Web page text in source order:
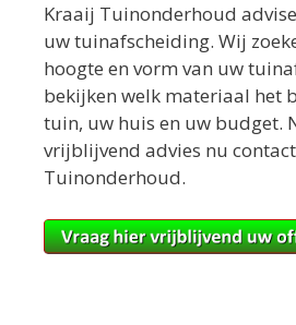
Kraaij Tuinonderhoud
uw tuinafscheiding. Wij
hoogte en vorm van uw
bekijken welk materiaal het
tuin, uw huis en uw budget.
vrijblijvend advies nu
Tuinonderhoud.